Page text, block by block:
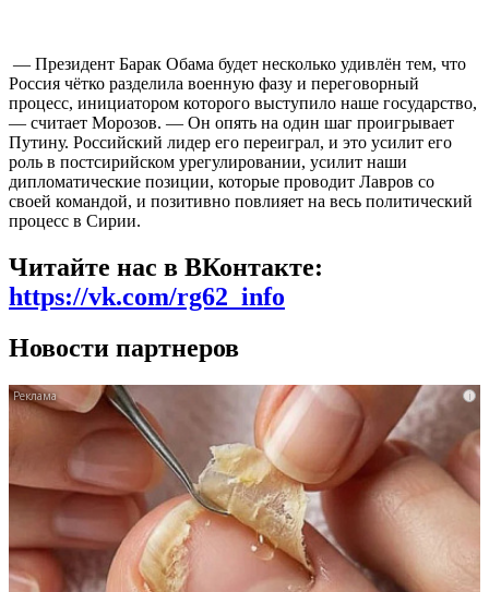
— Президент Барак Обама будет несколько удивлён тем, что
Россия чётко разделила военную фазу и переговорный
процесс, инициатором которого выступило наше государство,
— считает Морозов. — Он опять на один шаг проигрывает
Путину. Российский лидер его переиграл, и это усилит его
роль в постсирийском урегулировании, усилит наши
дипломатические позиции, которые проводит Лавров со
своей командой, и позитивно повлияет на весь политический
процесс в Сирии.
Читайте нас в ВКонтакте:
https://vk.com/rg62_info
Новости партнеров
i